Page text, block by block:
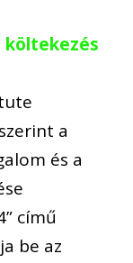
költekezés
a
és a
című
be az